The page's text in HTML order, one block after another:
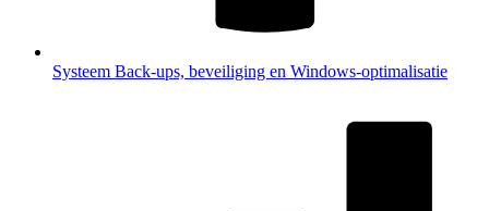
Systeem Back-ups, beveiliging en Windows-optimalisatie